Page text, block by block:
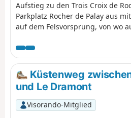
Aufstieg zu den Trois Croix de
Parkplatz Rocher de Palay aus
auf dem Felsvorsprung, von wo
Praktische Informationen.
Küstenweg
und Le Dramont
Visorando-Mitglied